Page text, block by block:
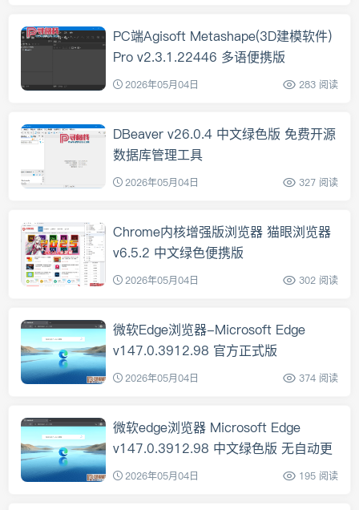
PC端Agisoft Metashape(3D建模软件)
Pro v2.3.1.22446 多语便携版
2026年05月04日 283 阅读
DBeaver v26.0.4 中文绿色版 免费开源
数据库管理工具
2026年05月04日 327 阅读
Chrome内核增强版浏览器 猫眼浏览器
v6.5.2 中文绿色便携版
2026年05月04日 302 阅读
微软Edge浏览器-Microsoft Edge
v147.0.3912.98 官方正式版
2026年05月04日 374 阅读
微软edge浏览器 Microsoft Edge
v147.0.3912.98 中文绿色版 无自动更
新 2026年05月04日 195 阅读